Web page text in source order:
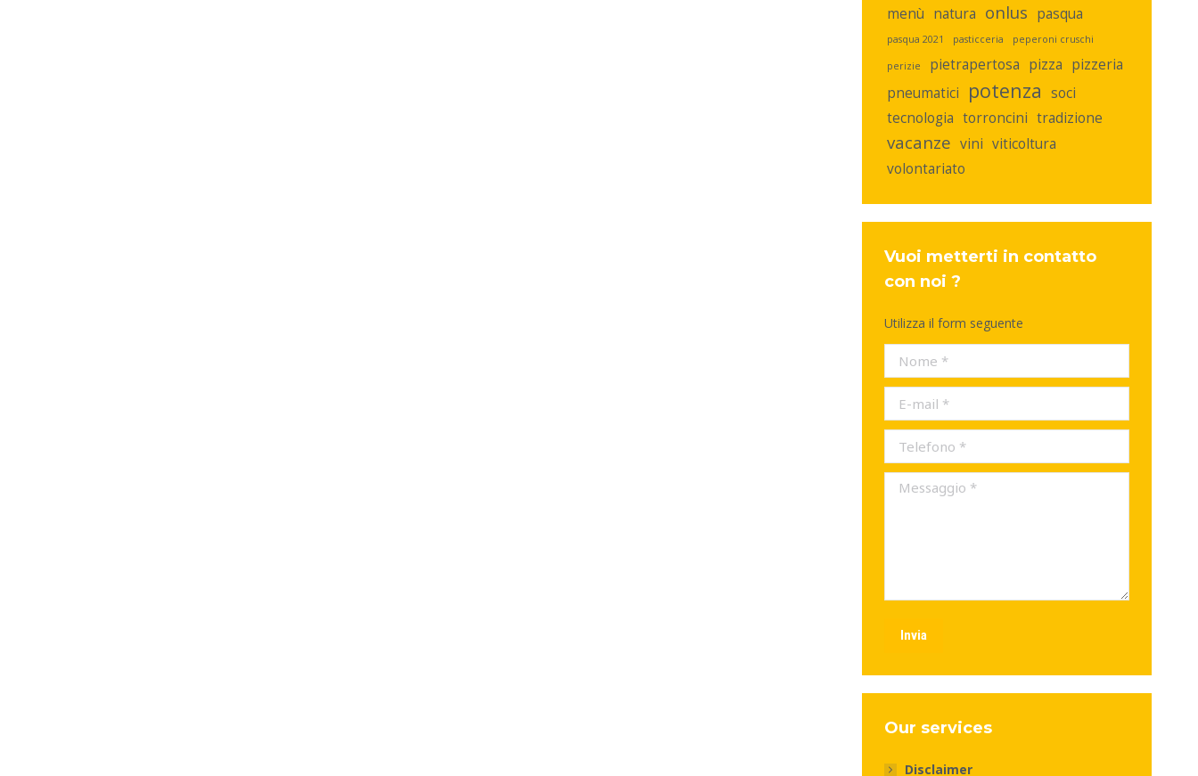
menù natura onlus pasqua
pasqua 2021 pasticceria peperoni cruschi
perizie pietrapertosa pizza pizzeria
pneumatici potenza soci
tecnologia torroncini tradizione
vacanze vini viticoltura
volontariato
Vuoi metterti in contatto
con noi ?
Utilizza il form seguente
Nome *
E-mail *
Telefono *
Messaggio *
Invia
Our services
Disclaimer